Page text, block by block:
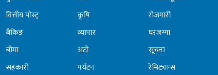
वित्तीय पोस्ट्
बैंकिङ
बीमा
सहकारी
कृषि
व्यापार
अटो
पर्यटन
रोजगारी
घरजग्गा
सूचना
रेमिट्यान्स